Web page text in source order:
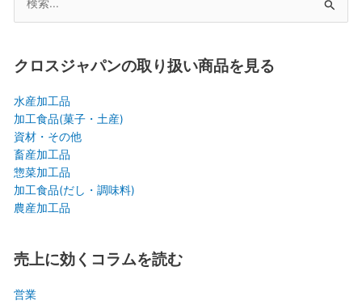
索
象:
クロスジャパンの取り扱い商品を見る
水産加工品
加工食品(菓子・土産)
資材・その他
畜産加工品
惣菜加工品
加工食品(だし・調味料)
農産加工品
売上に効くコラムを読む
営業